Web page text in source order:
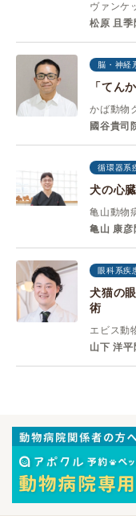
ヴァンケ
松原 且季
脳・神経
「てん
かば動物
國谷貴司
循環器系
犬の心
亀山動物
亀山 康彦
眼科系疾
犬猫の
術
エビス動
山下 洋平